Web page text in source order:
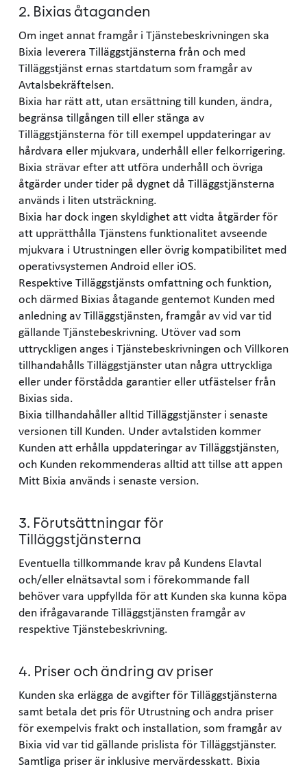
2. Bixias åtaganden
Om inget annat framgår i Tjänstebeskrivningen ska
Bixia leverera Tilläggstjänsterna från och med
Tilläggstjänst ernas startdatum som framgår av
Avtalsbekräftelsen.
Bixia har rätt att, utan ersättning till kunden, ändra,
begränsa tillgången till eller stänga av
Tilläggstjänsterna för till exempel uppdateringar av
hårdvara eller mjukvara, underhåll eller felkorrigering.
Bixia strävar efter att utföra underhåll och övriga
åtgärder under tider på dygnet då Tilläggstjänsterna
används i liten utsträckning.
Bixia har dock ingen skyldighet att vidta åtgärder för
att upprätthålla Tjänstens funktionalitet avseende
mjukvara i Utrustningen eller övrig kompatibilitet med
operativsystemen Android eller iOS.
Respektive Tilläggstjänsts omfattning och funktion,
och därmed Bixias åtagande gentemot Kunden med
anledning av Tilläggstjänsten, framgår av vid var tid
gällande Tjänstebeskrivning. Utöver vad som
uttryckligen anges i Tjänstebeskrivningen och Villkoren
tillhandahålls Tilläggstjänster utan några uttryckliga
eller under förstådda garantier eller utfästelser från
Bixias sida.
Bixia tillhandahåller alltid Tilläggstjänster i senaste
versionen till Kunden. Under avtalstiden kommer
Kunden att erhålla uppdateringar av Tilläggstjänsten,
och Kunden rekommenderas alltid att tillse att appen
Mitt Bixia används i senaste version.
3. Förutsättningar för
Tilläggstjänsterna
Eventuella tillkommande krav på Kundens Elavtal
och/eller elnätsavtal som i förekommande fall
behöver vara uppfyllda för att Kunden ska kunna köpa
den ifrågavarande Tilläggstjänsten framgår av
respektive Tjänstebeskrivning.
4. Priser och ändring av priser
Kunden ska erlägga de avgifter för Tilläggstjänsterna
samt betala det pris för Utrustning och andra priser
för exempelvis frakt och installation, som framgår av
Bixia vid var tid gällande prislista för Tilläggstjänster.
Samtliga priser är inklusive mervärdesskatt. Bixia